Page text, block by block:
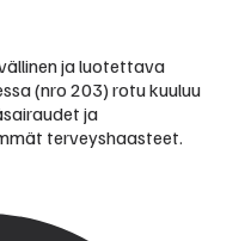
ja luotettava
(nro 203) rotu kuuluu
ja
terveyshaasteet.